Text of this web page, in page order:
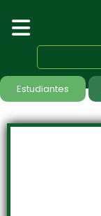
Estudiantes